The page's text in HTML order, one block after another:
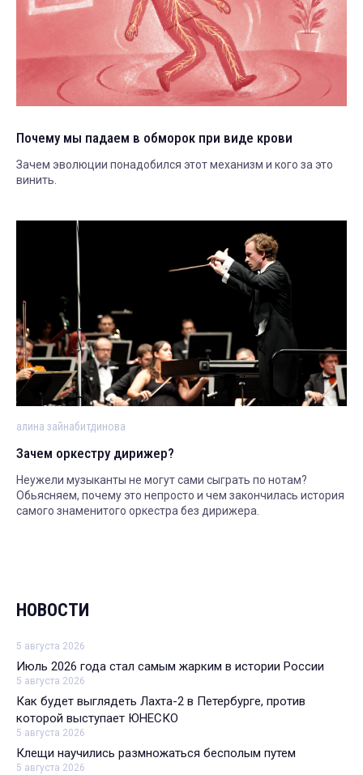
Почему мы падаем в обморок при виде крови
Зачем эволюции понадобился этот механизм и кого за это
винить.
алина зайнабитдинова
Зачем оркестру дирижер?
Неужели музыканты не могут сами сыграть по нотам?
Обьясняем, почему это непросто и чем закончилась история
самого знаменитого оркестра без дирижера.
НОВОСТИ
5 августа 2026
Июль 2026 года стал самым жарким в истории России
5 августа 2026
Как будет выглядеть Лахта-2 в Петербурге, против
которой выступает ЮНЕСКО
5 августа 2026
Клещи научились размножаться бесполым путем
5 августа 2026